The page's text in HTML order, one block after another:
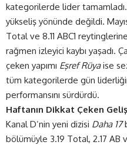
kategorilerde lider
yükseliş yönünde değildi.
Total ve 8.11 ABC1
rağmen izleyici kaybı yaşadı.
çeken yapımı Eşref Rüyaise
tüm kategorilerde gün
performansını sürdürdü.
Haftanın Dikkat Çeken
Kanal D’nin yeni dizisi Daha 17
bölümüyle 3.19 Total, 2.17 AB